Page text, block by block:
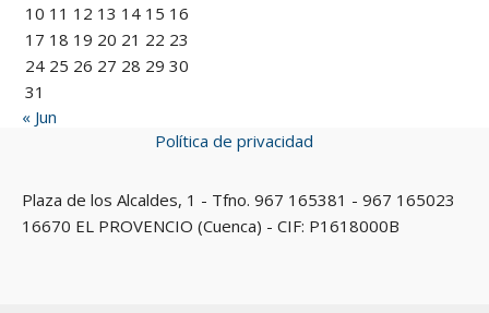
10 11 12 13 14 15 16
17 18 19 20 21 22 23
24 25 26 27 28 29 30
31
« Jun
Política de privacidad
Plaza de los Alcaldes, 1 - Tfno. 967 165381 - 967 165023
16670 EL PROVENCIO (Cuenca) - CIF: P1618000B